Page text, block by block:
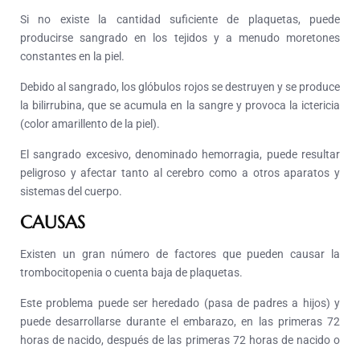
Si no existe la cantidad suficiente de plaquetas, puede
producirse sangrado en los tejidos y a menudo moretones
constantes en la piel.
Debido al sangrado, los glóbulos rojos se destruyen y se produce
la bilirrubina, que se acumula en la sangre y provoca la ictericia
(color amarillento de la piel).
El sangrado excesivo, denominado hemorragia, puede resultar
peligroso y afectar tanto al cerebro como a otros aparatos y
sistemas del cuerpo.
CAUSAS
Existen un gran número de factores que pueden causar la
trombocitopenia o cuenta baja de plaquetas.
Este problema puede ser heredado (pasa de padres a hijos) y
puede desarrollarse durante el embarazo, en las primeras 72
horas de nacido, después de las primeras 72 horas de nacido o